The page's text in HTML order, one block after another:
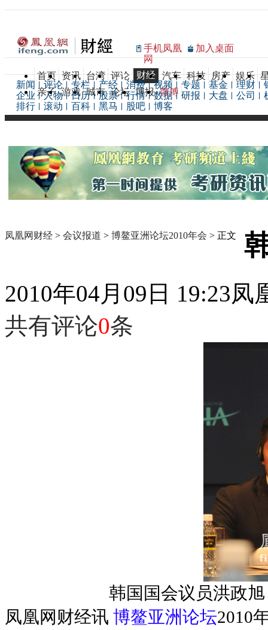
手机凤凰
网
加入桌面
首页 资讯 台湾 评论 财经 汽车 科技 房产 娱乐
亲子 游戏 城市 论坛 博报 微博
新闻 评论 专栏 产经 消费 视频 专题 基金 理财
企业
人物 日历 股票 行情 数据 研报 大盘 公司
排行
滚动 百科 黑马 股吧 博客
凤凰网财经 > 会议报道 > 博鳌亚洲论坛2010年会 > 正文
2010年04月09日 19:23凤
共有评论0条
韩国国会议员洪政
凤凰网财经讯 博鳌亚洲论坛2010